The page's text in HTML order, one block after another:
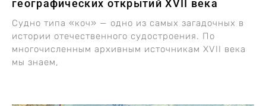
географических открытий XVII века
Судно типа «коч» — одно из самых загадочных в
истории отечественного судостроения. По
многочисленным архивным источникам XVII века
мы знаем,